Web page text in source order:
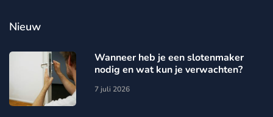
Nieuw
Wanneer heb je een slotenmaker
nodig en wat kun je verwachten?
7 juli 2026